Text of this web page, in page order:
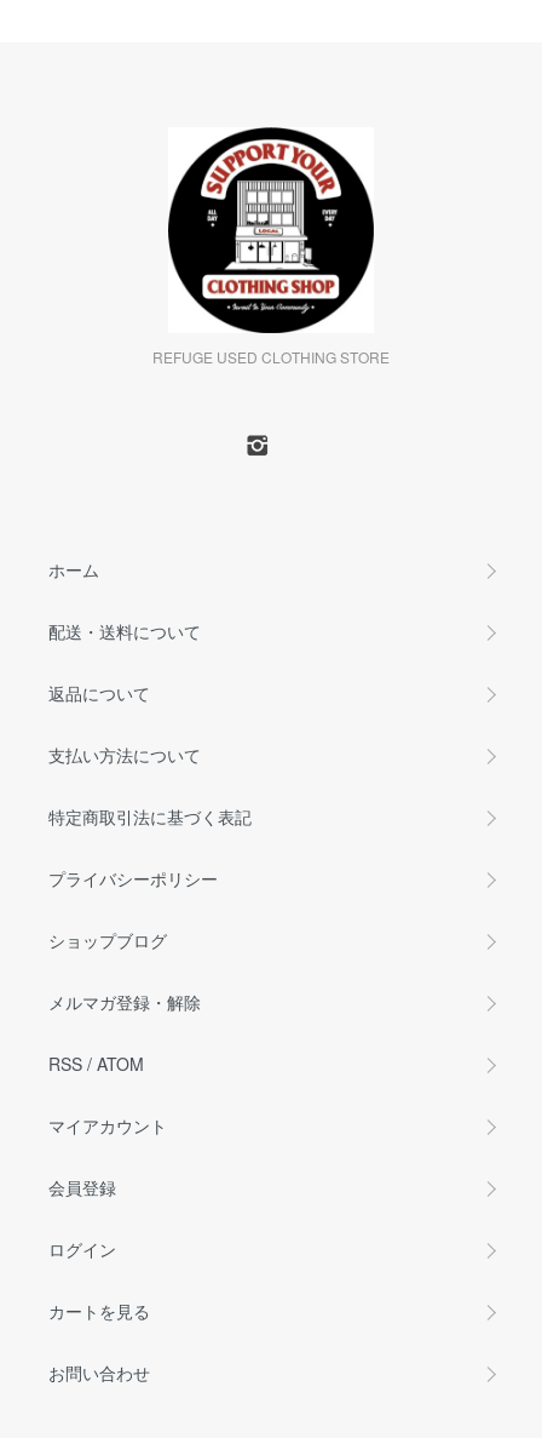
REFUGE USED CLOTHING STORE
ホーム
配送・送料について
返品について
支払い方法について
特定商取引法に基づく表記
プライバシーポリシー
ショップブログ
メルマガ登録・解除
RSS / ATOM
マイアカウント
会員登録
ログイン
カートを見る
お問い合わせ